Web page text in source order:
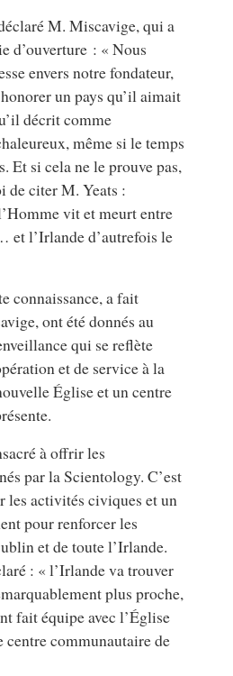
M. Miscavige, qui a
d’ouverture : « Nous
envers notre fondateur,
un pays qu’il aimait
décrit comme
même si le temps
Et si cela ne le prouve pas,
de citer M. Yeats :
vit et meurt entre
et l’Irlande d’autrefois le
connaissance, a fait
ont été donnés au
qui se reflète
et de service à la
Église et un centre
à offrir les
par la Scientology. C’est
les activités civiques et un
pour renforcer les
et de toute l’Irlande.
: « l’Irlande va trouver
plus proche,
fait équipe avec l’Église
centre communautaire de